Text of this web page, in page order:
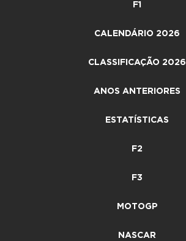
F1
CALENDÁRIO 2026
CLASSIFICAÇÃO 2026
ANOS ANTERIORES
ESTATÍSTICAS
F2
F3
MOTOGP
NASCAR